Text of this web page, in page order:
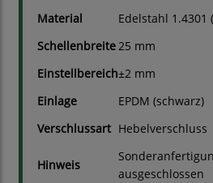
Material
Edelstahl 1.4301
Schellenbreite25 mm
Einstellbereich±2 mm
Einlage
EPDM (schwarz)
Verschlussart Hebelverschluss
Hinweis
ausgeschlossen